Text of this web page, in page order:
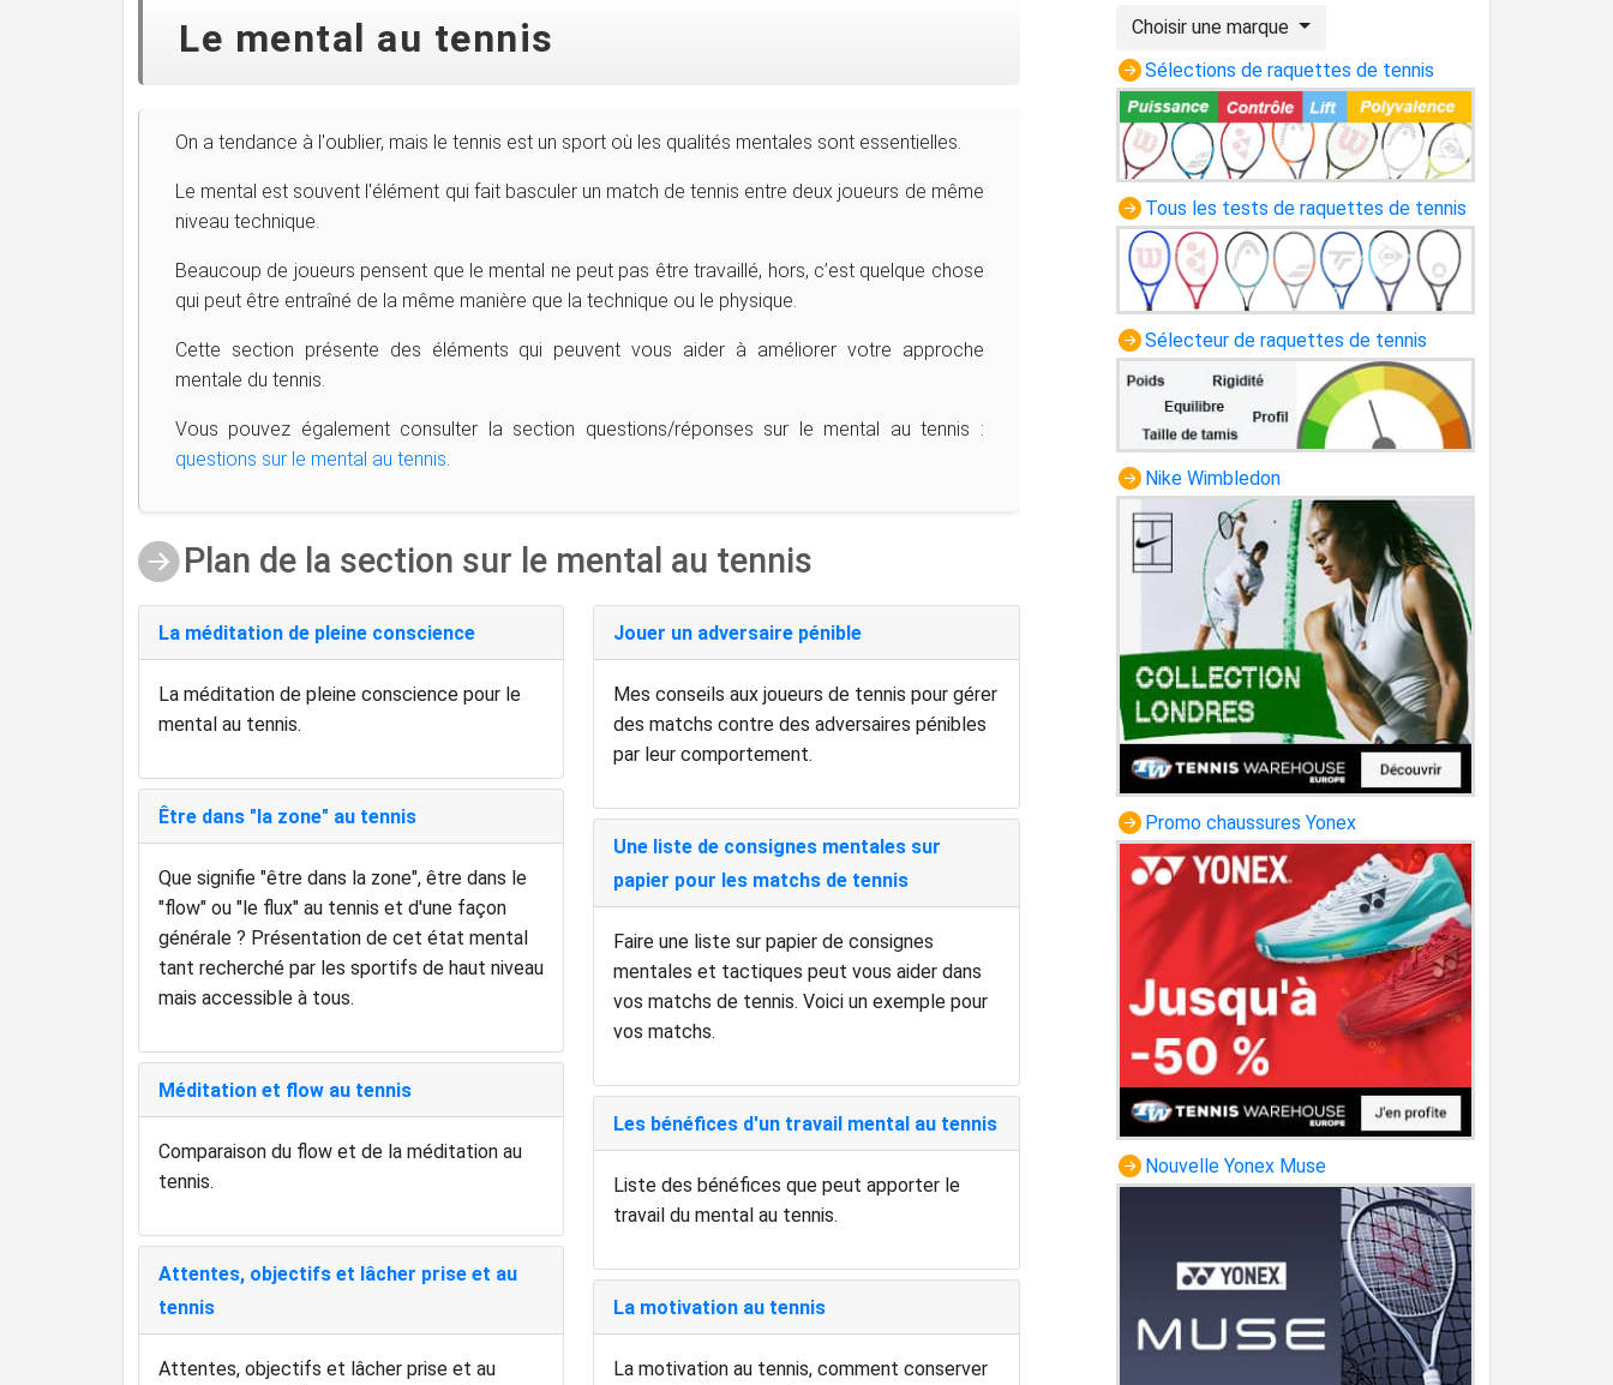
Le mental au tennis
On a tendance à l'oublier, mais le tennis est un sport où les qualités mentales sont essentielles.
Le mental est souvent l'élément qui fait basculer un match de tennis entre deux joueurs de même
niveau technique.
Beaucoup de joueurs pensent que le mental ne peut pas être travaillé, hors, c’est quelque chose
qui peut être entraîné de la même manière que la technique ou le physique.
Cette section présente des éléments qui peuvent vous aider à améliorer votre approche
mentale du tennis.
Vous pouvez également consulter la section questions/réponses sur le mental au tennis :
questions sur le mental au tennis.
Plan de la section sur le mental au tennis
La méditation de pleine conscience
La méditation de pleine conscience pour le
mental au tennis.
Être dans "la zone" au tennis
Que signifie "être dans la zone", être dans le
"flow" ou "le flux" au tennis et d'une façon
générale ? Présentation de cet état mental
tant recherché par les sportifs de haut niveau
mais accessible à tous.
Méditation et flow au tennis
Comparaison du flow et de la méditation au
tennis.
Attentes, objectifs et lâcher prise et au
tennis
Attentes, objectifs et lâcher prise et au
Jouer un adversaire pénible
Mes conseils aux joueurs de tennis pour gérer
des matchs contre des adversaires pénibles
par leur comportement.
Une liste de consignes mentales sur
papier pour les matchs de tennis
Faire une liste sur papier de consignes
mentales et tactiques peut vous aider dans
vos matchs de tennis. Voici un exemple pour
vos matchs.
Les bénéfices d'un travail mental au tennis
Liste des bénéfices que peut apporter le
travail du mental au tennis.
La motivation au tennis
La motivation au tennis, comment conserver
Choisir une marque
Sélections de raquettes de tennis
Tous les tests de raquettes de tennis
Sélecteur de raquettes de tennis
Nike Wimbledon
Promo chaussures Yonex
Nouvelle Yonex Muse